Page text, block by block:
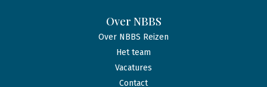
Over NBBS
Over NBBS Reizen
Het team
Vacatures
Contact